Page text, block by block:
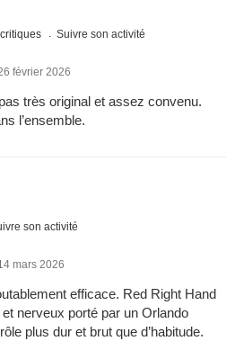
Suivre son activité
février 2026
très original et assez convenu.
l’ensemble.
son activité
mars 2026
efficace. Red Right Hand
nerveux porté par un Orlando
plus dur et brut que d’habitude.